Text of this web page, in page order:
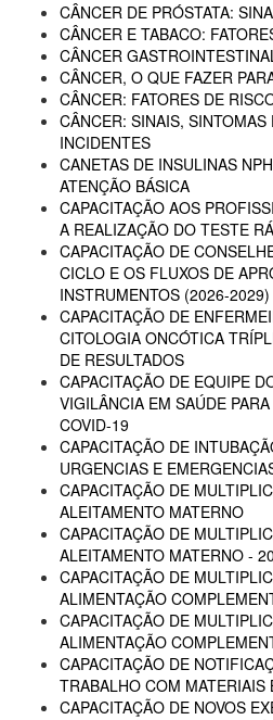
CÂNCER DE PRÓSTATA:
CÂNCER E TABACO:
CÂNCER
CÂNCER, O QUE FAZER
CÂNCER: FATORES DE
CÂNCER: SINAIS,
INCIDENTES
CANETAS DE INSULINAS
ATENÇÃO BÁSICA
CAPACITAÇÃO AOS
A REALIZAÇÃO DO TESTE
CAPACITAÇÃO DE
CICLO E OS FLUXOS DE
INSTRUMENTOS (2026-2029)
CAPACITAÇÃO DE
CITOLOGIA ONCÓTICA
DE RESULTADOS
CAPACITAÇÃO DE EQUIPE
VIGILÂNCIA EM SAÚDE
COVID-19
CAPACITAÇÃO DE
URGENCIAS E
CAPACITAÇÃO DE
ALEITAMENTO MATERNO
CAPACITAÇÃO DE
ALEITAMENTO MATERNO -
CAPACITAÇÃO DE
ALIMENTAÇÃO
CAPACITAÇÃO DE
ALIMENTAÇÃO
CAPACITAÇÃO DE
TRABALHO COM MATERIAIS
CAPACITAÇÃO DE NOVOS